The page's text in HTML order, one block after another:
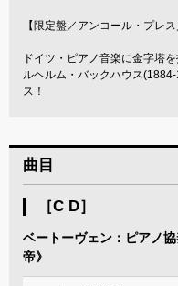
【限定盤／アンコール・プレ
ドイツ・ピアノ音楽に金字塔
ルヘルム・バックハウス
ス！
曲目
［C D］
ベートーヴェン：ピアノ
帝》